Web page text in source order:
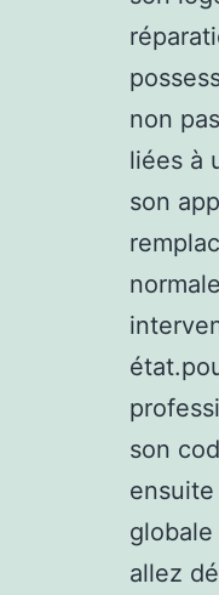
non
liées à
son
son
allez